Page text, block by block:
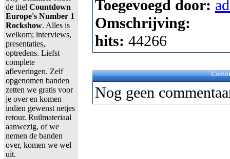
de titel Countdown
Europe's Number 1
Rockshow. Alles is
welkom; interviews,
presentaties,
optredens. Liefst
complete
afleveringen. Zelf
opgenomen banden
zetten we gratis voor
je over en komen
indien gewenst netjes
retour. Ruilmateriaal
aanwezig, of we
nemen de banden
over, komen we wel
uit.
Toegevoegd door:
Omschrijving:
hits: 44266
Nog geen